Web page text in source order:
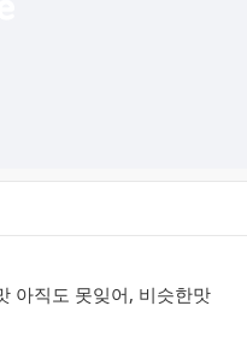
아직도 못잊어, 비슷한맛